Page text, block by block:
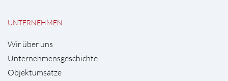
UNTERNEHMEN
Wir über uns
Unternehmensgeschichte
Objektumsätze